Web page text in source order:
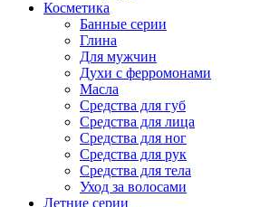
Косметика
Банные серии
Глина
Для мужчин
Духи с ферромонами
Масла
Средства для губ
Средства для лица
Средства для ног
Средства для рук
Средства для тела
Уход за волосами
Летние серии